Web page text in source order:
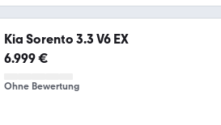
Kia Sorento 3.3 V6 EX
6.999 €
Ohne Bewertung